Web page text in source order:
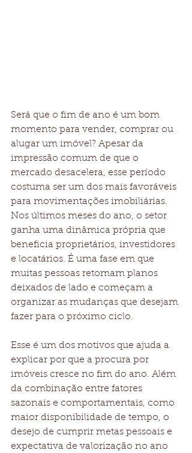
Será que o fim de ano é um bom
momento para vender, comprar ou
alugar um imóvel? Apesar da
impressão comum de que o
mercado desacelera, esse período
costuma ser um dos mais favoráveis
para movimentações imobiliárias.
Nos últimos meses do ano, o setor
ganha uma dinâmica própria que
beneficia proprietários, investidores
e locatários. É uma fase em que
muitas pessoas retomam planos
deixados de lado e começam a
organizar as mudanças que desejam
fazer para o próximo ciclo.
Esse é um dos motivos que ajuda a
explicar por que a procura por
imóveis cresce no fim do ano. Além
da combinação entre fatores
sazonais e comportamentais, como
maior disponibilidade de tempo, o
desejo de cumprir metas pessoais e
expectativa de valorização no ano